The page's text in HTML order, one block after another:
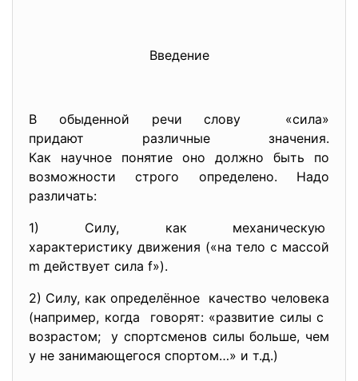
Введение
В обыденной речи слову «сила»
придают различные значения.
Как научное понятие оно должно быть по
возможности строго определено. Надо
различать:
1) Силу, как механическую
характеристику движения («на тело с массой
m действует сила f»).
2) Силу, как определённое качество человека
(например, когда говорят: «развитие силы с
возрастом; у спортсменов силы больше, чем
у не занимающегося спортом…» и т.д.)